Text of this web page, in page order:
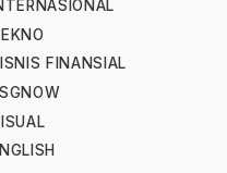
FINANSIAL